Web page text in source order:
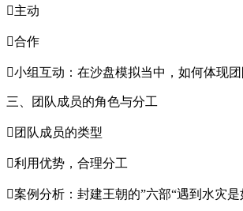
主动
合作
小组互动：在沙盘模拟当中，如何体现团
三、团队成员的角色与分工
团队成员的类型
利用优势，合理分工
案例分析：封建王朝的”六部“遇到水灾